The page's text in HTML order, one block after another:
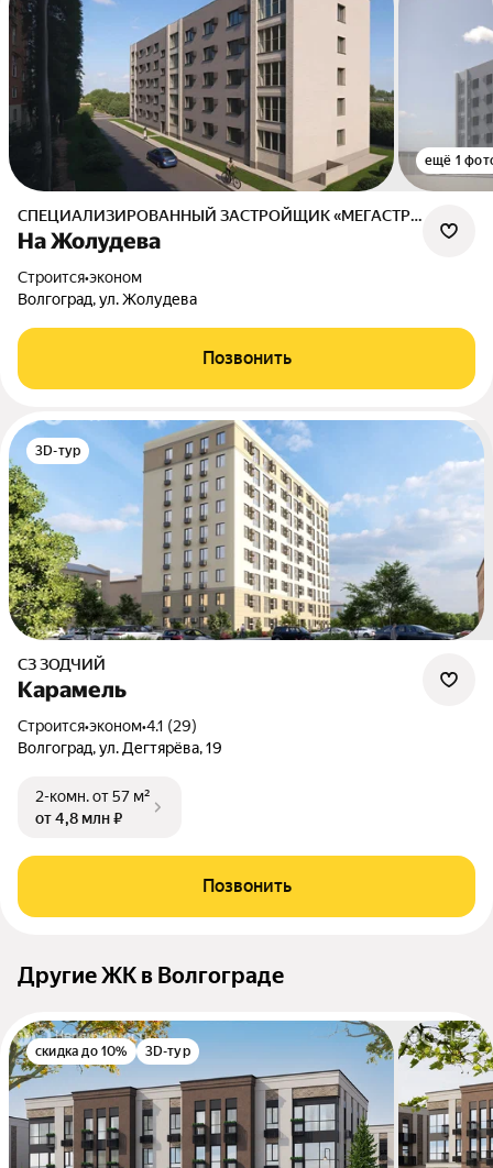
ещё 1
СПЕЦИАЛИЗИРОВАННЫЙ ЗАСТРОЙЩИК «МЕГАСТРОЙЭКСПЕРТИЗА»
На Жолудева
Строится•эконом
Волгоград, ул. Жолудева
Позвонить
3D-тур
СЗ ЗОДЧИЙ
Карамель
Строится•эконом•4.1 (29)
Волгоград, ул. Дегтярёва, 19
2-комн.от 57 м²
от 4,8 млн ₽
Позвонить
Другие ЖК в Волгограде
скидка до 10% 3D-тур